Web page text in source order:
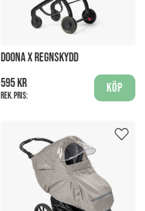
DOONA X REGNSKYDD
595 kr
Rek. pris:
Köp